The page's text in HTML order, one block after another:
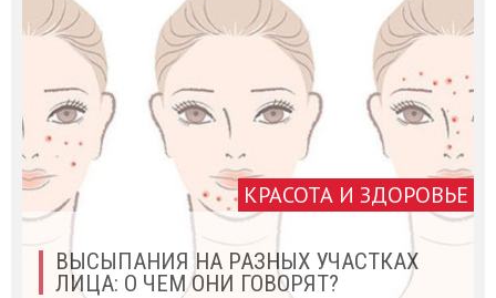
КРАСОТА И ЗДОРОВЬЕ
ВЫСЫПАНИЯ НА РАЗНЫХ УЧАСТКАХ
ЛИЦА: О ЧЕМ ОНИ ГОВОРЯТ?